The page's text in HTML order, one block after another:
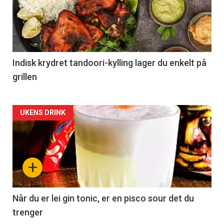
Indisk krydret tandoori-kylling lager du enkelt på
grillen
Forsiden
akkurat
nå
-
2
+
UKENS DRINK
Når du er lei gin tonic, er en pisco sour det du
trenger